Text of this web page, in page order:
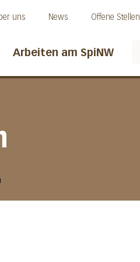
uns News Offene Stellen
Arbeiten am SpiNW